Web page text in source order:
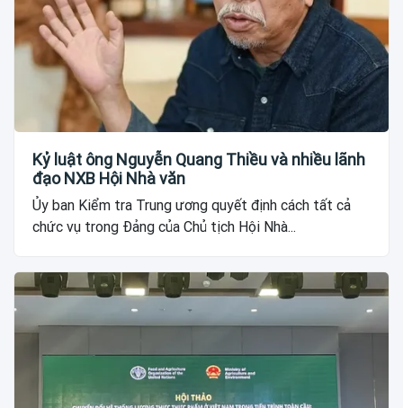
Kỷ luật ông Nguyễn Quang Thiều và nhiều lãnh
đạo NXB Hội Nhà văn
Ủy ban Kiểm tra Trung ương quyết định cách tất cả
chức vụ trong Đảng của Chủ tịch Hội Nhà...